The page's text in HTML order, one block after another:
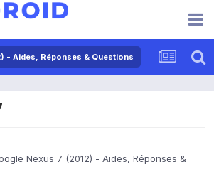
- Aides, Réponses & Questions
Nexus 7 (2012) - Aides, Réponses &